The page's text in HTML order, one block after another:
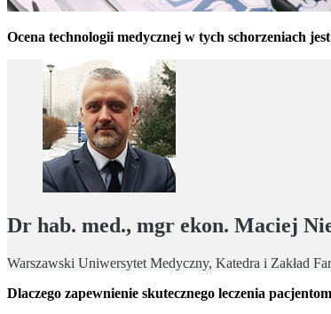
Ocena technologii medycznej w tych schorzeniach
Dr hab. med., mgr ekon. Maciej
Warszawski Uniwersytet Medyczny, Katedra i Zakład
Dlaczego zapewnienie skutecznego leczenia